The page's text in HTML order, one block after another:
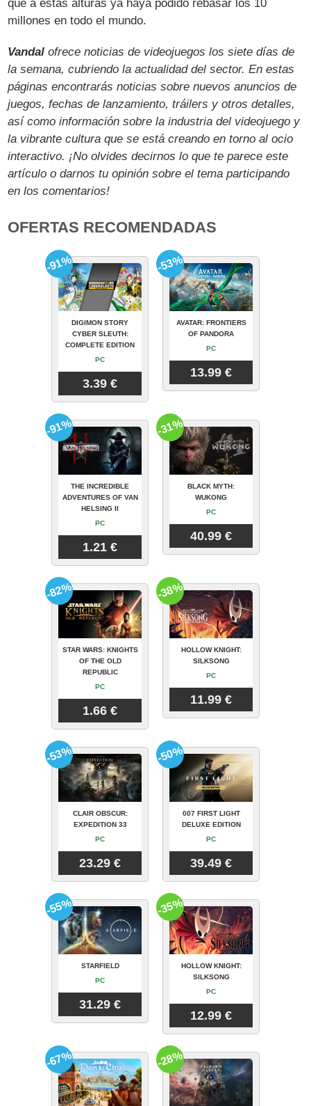
que a estas alturas ya haya podido rebasar los 10
millones en todo el mundo.
Vandal ofrece noticias de videojuegos los siete días de
la semana, cubriendo la actualidad del sector. En estas
páginas encontrarás noticias sobre nuevos anuncios de
juegos, fechas de lanzamiento, tráilers y otros detalles,
así como información sobre la industria del videojuego y
la vibrante cultura que se está creando en torno al ocio
interactivo. ¡No olvides decirnos lo que te parece este
artículo o darnos tu opinión sobre el tema participando
en los comentarios!
OFERTAS RECOMENDADAS
DIGIMON STORY
CYBER SLEUTH:
COMPLETE EDITION
PC
3.39 €
-91%
AVATAR: FRONTIERS
OF PANDORA
PC
13.99 €
-53%
THE INCREDIBLE
ADVENTURES OF VAN
HELSING II
PC
1.21 €
-91%
BLACK MYTH:
WUKONG
PC
40.99 €
-31%
STAR WARS: KNIGHTS
OF THE OLD
REPUBLIC
PC
1.66 €
-82%
HOLLOW KNIGHT:
SILKSONG
PC
11.99 €
-38%
CLAIR OBSCUR:
EXPEDITION 33
PC
23.29 €
-53%
007 FIRST LIGHT
DELUXE EDITION
PC
39.49 €
-50%
STARFIELD
PC
31.29 €
-55%
HOLLOW KNIGHT:
SILKSONG
PC
12.99 €
-35%
-67% -28%